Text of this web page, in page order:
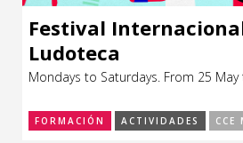
Festival
Ludoteca
Mondays to Saturdays. From 25 May
FORMACIÓN ACTIVIDADES CCE